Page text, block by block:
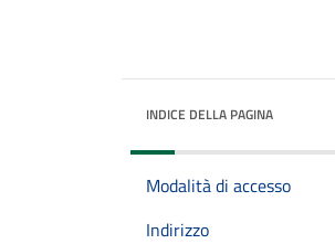
INDICE DELLA PAGINA
Modalità di accesso
Indirizzo